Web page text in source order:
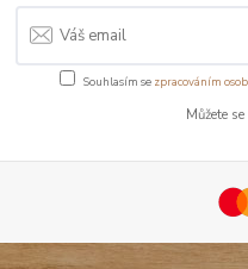
Souhlasím se zpracováním
Můžete